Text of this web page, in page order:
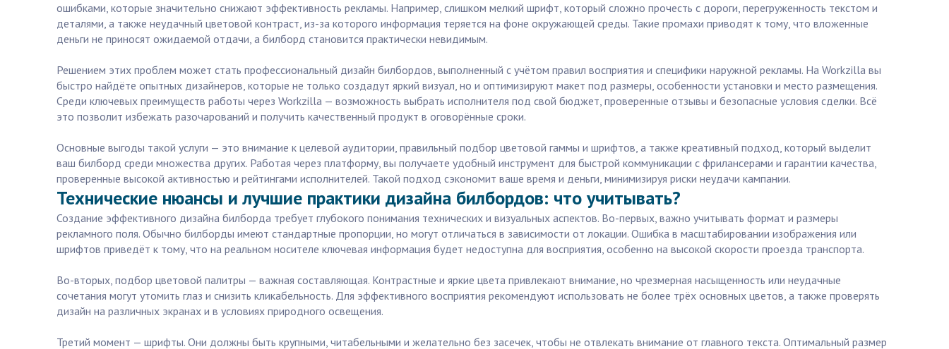
ошибками, которые значительно снижают эффективность рекламы. Например, слишком мелкий шрифт, который сложно прочесть с дороги, перегруженность текстом и
деталями, а также неудачный цветовой контраст, из-за которого информация теряется на фоне окружающей среды. Такие промахи приводят к тому, что вложенные
деньги не приносят ожидаемой отдачи, а билборд становится практически невидимым.
Решением этих проблем может стать профессиональный дизайн билбордов, выполненный с учётом правил восприятия и специфики наружной рекламы. На Workzilla вы
быстро найдёте опытных дизайнеров, которые не только создадут яркий визуал, но и оптимизируют макет под размеры, особенности установки и место размещения.
Среди ключевых преимуществ работы через Workzilla — возможность выбрать исполнителя под свой бюджет, проверенные отзывы и безопасные условия сделки. Всё
это позволит избежать разочарований и получить качественный продукт в оговорённые сроки.
Основные выгоды такой услуги — это внимание к целевой аудитории, правильный подбор цветовой гаммы и шрифтов, а также креативный подход, который выделит
ваш билборд среди множества других. Работая через платформу, вы получаете удобный инструмент для быстрой коммуникации с фрилансерами и гарантии качества,
проверенные высокой активностью и рейтингами исполнителей. Такой подход сэкономит ваше время и деньги, минимизируя риски неудачи кампании.
Технические нюансы и лучшие практики дизайна билбордов: что учитывать?
Создание эффективного дизайна билборда требует глубокого понимания технических и визуальных аспектов. Во-первых, важно учитывать формат и размеры
рекламного поля. Обычно билборды имеют стандартные пропорции, но могут отличаться в зависимости от локации. Ошибка в масштабировании изображения или
шрифтов приведёт к тому, что на реальном носителе ключевая информация будет недоступна для восприятия, особенно на высокой скорости проезда транспорта.
Во-вторых, подбор цветовой палитры — важная составляющая. Контрастные и яркие цвета привлекают внимание, но чрезмерная насыщенность или неудачные
сочетания могут утомить глаз и снизить кликабельность. Для эффективного восприятия рекомендуют использовать не более трёх основных цветов, а также проверять
дизайн на различных экранах и в условиях природного освещения.
Третий момент — шрифты. Они должны быть крупными, читабельными и желательно без засечек, чтобы не отвлекать внимание от главного текста. Оптимальный размер